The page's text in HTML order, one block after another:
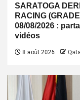
SARATOGA
RACING
08/08/2026 :
vidéos
8 août 2026